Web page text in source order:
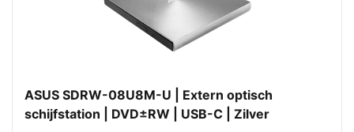
ASUS SDRW-08U8M-U | Extern optisch
schijfstation | DVD±RW | USB-C | Zilver